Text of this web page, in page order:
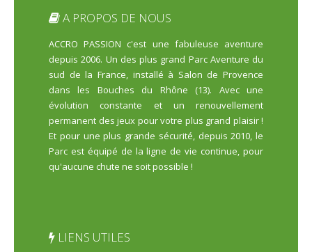
A PROPOS DE NOUS
ACCRO PASSION c'est une fabuleuse aventure
depuis 2006. Un des plus grand Parc Aventure du
sud de la France, installé à Salon de Provence
dans les Bouches du Rhône (13). Avec une
évolution constante et un renouvellement
permanent des jeux pour votre plus grand plaisir !
Et pour une plus grande sécurité, depuis 2010, le
Parc est équipé de la ligne de vie continue, pour
qu'aucune chute ne soit possible !
LIENS UTILES